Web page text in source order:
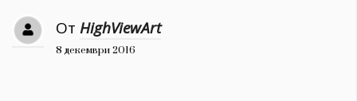
Дизайн
От HighViewArt
8 декември 2016